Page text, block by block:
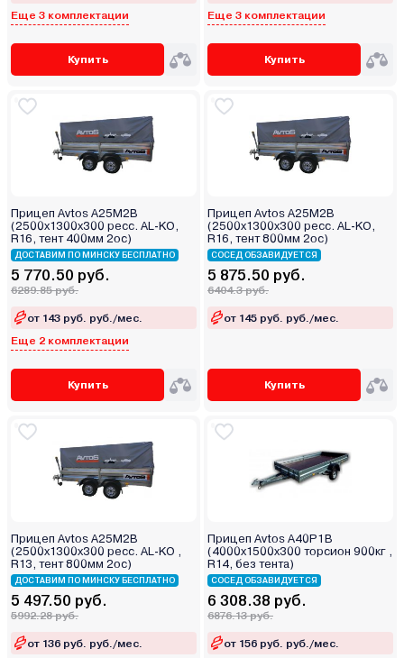
Еще 3 комплектации
Купить
Еще 3 комплектации
Купить
Прицеп Avtos А25М2В
(2500х1300х300 ресс. AL-KO,
R16, тент 400мм 2ос)
ДОСТАВИМ ПО МИНСКУ БЕСПЛАТНО
5 770.50 руб.
6289.85 руб.
от 143 руб. руб./мес.
Еще 2 комплектации
Купить
Прицеп Avtos А25М2В
(2500х1300х300 ресс. AL-KO,
R16, тент 800мм 2ос)
СОСЕД ОБЗАВИДУЕТСЯ
5 875.50 руб.
6404.3 руб.
от 145 руб. руб./мес.
Купить
Прицеп Avtos А25М2В
(2500х1300х300 ресс. AL-KO ,
R13, тент 800мм 2ос)
ДОСТАВИМ ПО МИНСКУ БЕСПЛАТНО
5 497.50 руб.
5992.28 руб.
от 136 руб. руб./мес.
Прицеп Avtos A40P1B
(4000х1500х300 торсион 900кг ,
R14, без тента)
СОСЕД ОБЗАВИДУЕТСЯ
6 308.38 руб.
6876.13 руб.
от 156 руб. руб./мес.